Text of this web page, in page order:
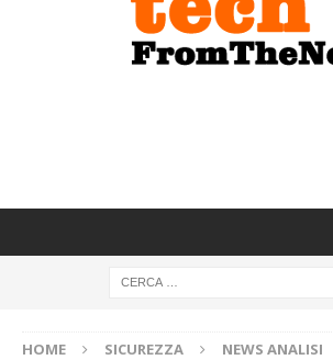
HOME SICUREZZA NEWS ANALISI